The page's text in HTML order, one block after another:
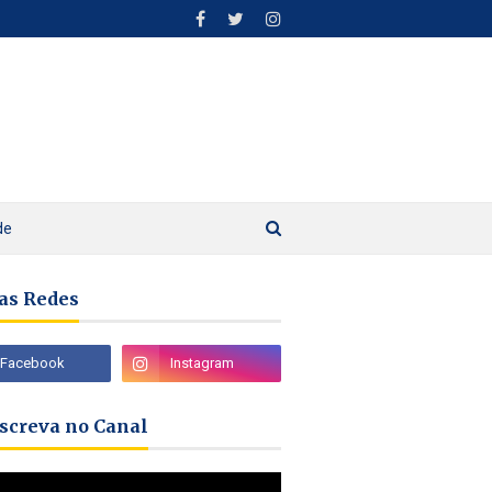
Redes
no Canal